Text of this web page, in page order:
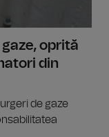
gaze, oprită
din
de gaze